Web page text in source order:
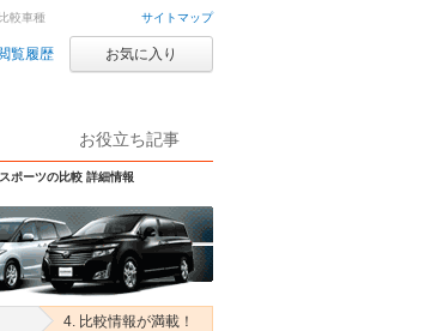
サイトマップ
覧履歴 お気に入り
お役立ち記事
ポーツの比較 詳細情報
較車種
4. 比較情報が満載！